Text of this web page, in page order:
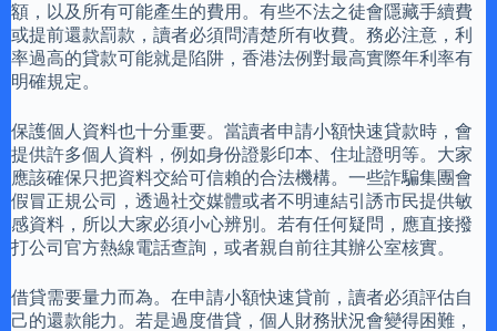
額，以及所有可能產生的費用。有些不法之徒會隱藏手續費
或提前還款罰款，讀者必須問清楚所有收費。務必注意，利
率過高的貸款可能就是陷阱，香港法例對最高實際年利率有
明確規定。
保護個人資料也十分重要。當讀者申請小額快速貸款時，會
提供許多個人資料，例如身份證影印本、住址證明等。大家
應該確保只把資料交給可信賴的合法機構。一些詐騙集團會
假冒正規公司，透過社交媒體或者不明連結引誘市民提供敏
感資料，所以大家必須小心辨別。若有任何疑問，應直接撥
打公司官方熱線電話查詢，或者親自前往其辦公室核實。
借貸需要量力而為。在申請小額快速貸前，讀者必須評估自
己的還款能力。若是過度借貸，個人財務狀況會變得困難，